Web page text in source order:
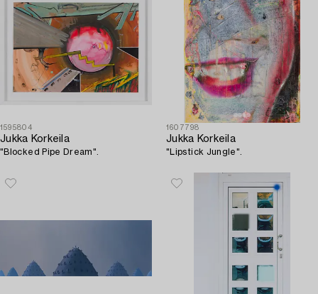
1595804
Jukka Korkeila
"Blocked Pipe Dream".
1607798
Jukka Korkeila
"Lipstick Jungle".